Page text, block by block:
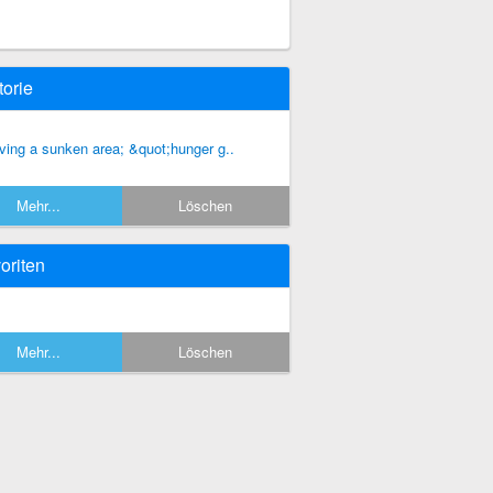
a sunken area; &quot;hunger g..
Mehr... Löschen
Mehr... Löschen